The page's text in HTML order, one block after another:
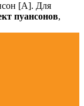
[А]. Для
пуансонов,